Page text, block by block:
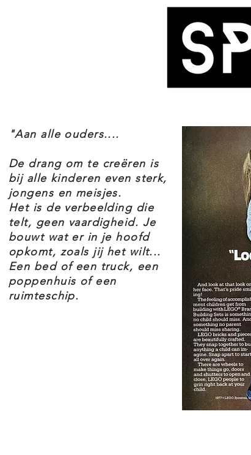
De in allerlei standen verstelbare zelfbouw-figuur van
blaster-geweer met schietfunctie, zwaaiende vechtarmen
Laad het blaster-geweer en open het vuur met de
"Aan alle ouders....
De drang om te creëren is
bij alle kinderen even sterk,
jongens en meisjes.
Het is de verbeelding die
telt, geen vaardigheid. Je
bouwt wat er in je hoofd
opkomt, zoals jij het wilt...
Een bed of een truck, een
poppenhuis of een
ruimteschip.